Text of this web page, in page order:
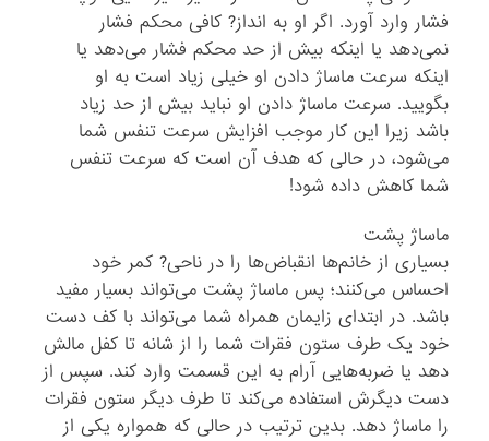
فشار وارد آورد. اگر او به انداز? کافی محکم فشار
نمی‌دهد یا اینکه بیش از حد محکم فشار می‌دهد یا
اینکه سرعت ماساژ دادن او خیلی زیاد است به او
بگویید. سرعت ماساژ دادن او نباید بیش از حد زیاد
باشد زیرا این کار موجب افزایش سرعت تنفس شما
می‌شود، در حالی که هدف آن است که سرعت تنفس
شما کاهش داده شود!
ماساژ پشت
بسیاری از خانم‌ها انقباض‌ها را در ناحی? کمر خود
احساس می‌کنند؛ پس ماساژ پشت می‌تواند بسیار مفید
باشد. در ابتدای زایمان همراه شما می‌تواند با کف دست
خود یک طرف ستون فقرات شما را از شانه تا کفل مالش
دهد یا ضربه‌هایی آرام به این قسمت وارد کند. سپس از
دست دیگرش استفاده می‌کند تا طرف دیگر ستون فقرات
را ماساژ دهد. بدین ترتیب در حالی که همواره یکی از